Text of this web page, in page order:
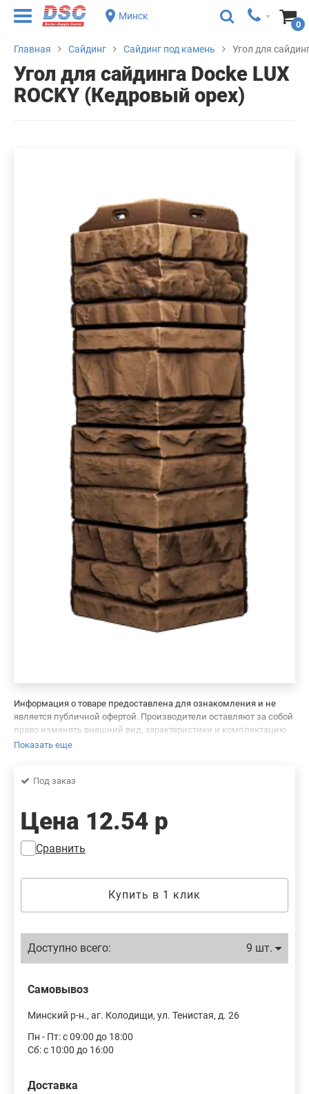
Минск
0
Главная Сайдинг Сайдинг под камень Угол для
Угол для сайдинга Docke LUX
ROCKY (Кедровый орех)
Информация о товаре предоставлена для ознакомления и не
является публичной офертой. Производители оставляют за собой
право изменять внешний вид, характеристики и комплектацию
товара, предварительно не уведомляя продавцов и потребителей.
фотографиях товара. Будем благодарны вам за сообщение об
Показать еще
Под заказ
Цена 12.54 р
Сравнить
Купить в 1 клик
Доступно всего: 9 шт.
Самовывоз
Минский р-н., аг. Колодищи, ул. Тенистая, д. 26
Пн - Пт: с 09:00 до 18:00
Сб: с 10:00 до 16:00
Доставка